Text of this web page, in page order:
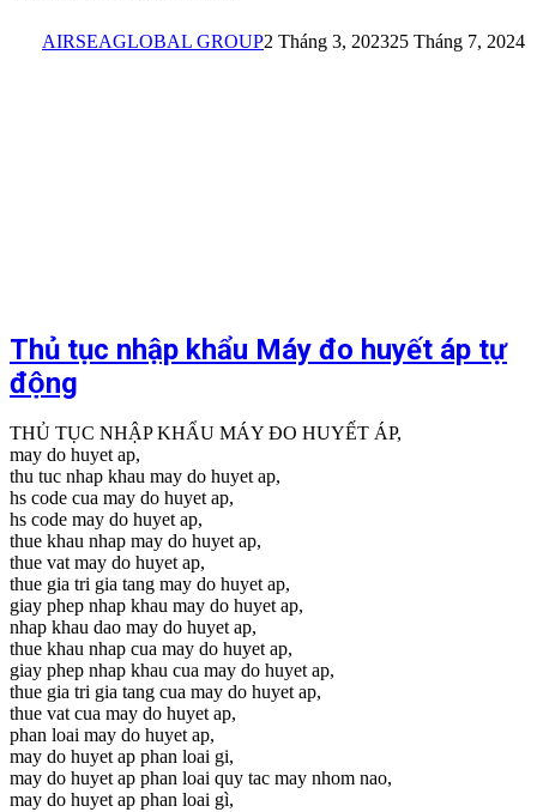
AIRSEAGLOBAL GROUP2 Tháng 3, 202325 Tháng 7, 2024
Thủ tục nhập khẩu Máy đo huyết áp tự
động
THỦ TỤC NHẬP KHẨU MÁY ĐO HUYẾT ÁP,
may do huyet ap,
thu tuc nhap khau may do huyet ap,
hs code cua may do huyet ap,
hs code may do huyet ap,
thue khau nhap may do huyet ap,
thue vat may do huyet ap,
thue gia tri gia tang may do huyet ap,
giay phep nhap khau may do huyet ap,
nhap khau dao may do huyet ap,
thue khau nhap cua may do huyet ap,
giay phep nhap khau cua may do huyet ap,
thue gia tri gia tang cua may do huyet ap,
thue vat cua may do huyet ap,
phan loai may do huyet ap,
may do huyet ap phan loai gi,
may do huyet ap phan loai quy tac may nhom nao,
may do huyet ap phan loai gì,